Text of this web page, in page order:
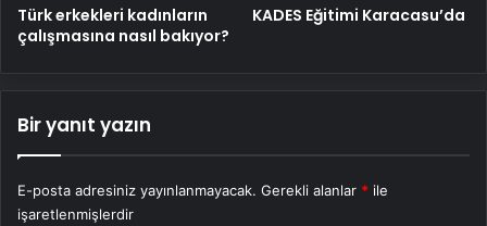
Türk erkekleri kadınların
çalışmasına nasıl bakıyor?
KADES Eğitimi Karacasu’da
Bir yanıt yazın
E-posta adresiniz yayınlanmayacak. Gerekli alanlar * ile
işaretlenmişlerdir